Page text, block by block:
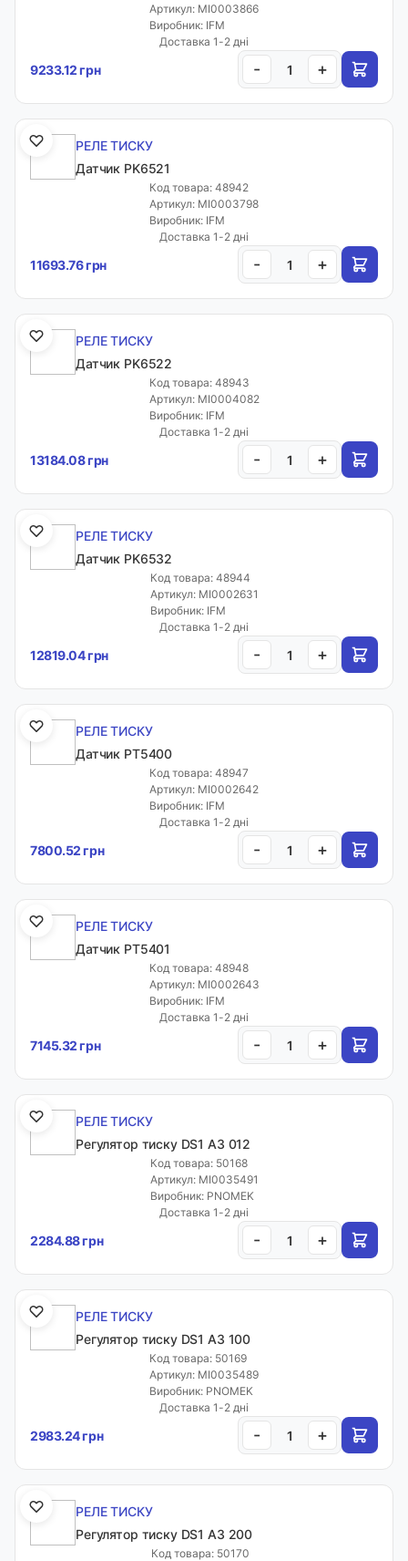
Артикул: MI0003866
Виробник: IFM
Доставка 1-2 дні
9233.12 грн - +
РЕЛЕ ТИСКУ
Датчик PK6521
Код товара: 48942
Артикул: MI0003798
Виробник: IFM
Доставка 1-2 дні
11693.76 грн - +
РЕЛЕ ТИСКУ
Датчик PK6522
Код товара: 48943
Артикул: MI0004082
Виробник: IFM
Доставка 1-2 дні
13184.08 грн - +
РЕЛЕ ТИСКУ
Датчик PK6532
Код товара: 48944
Артикул: MI0002631
Виробник: IFM
Доставка 1-2 дні
12819.04 грн - +
РЕЛЕ ТИСКУ
Датчик PT5400
Код товара: 48947
Артикул: MI0002642
Виробник: IFM
Доставка 1-2 дні
7800.52 грн - +
РЕЛЕ ТИСКУ
Датчик PT5401
Код товара: 48948
Артикул: MI0002643
Виробник: IFM
Доставка 1-2 дні
7145.32 грн - +
РЕЛЕ ТИСКУ
Регулятор тиску DS1 A3 012
Код товара: 50168
Артикул: MI0035491
Виробник: PNOMEK
Доставка 1-2 дні
2284.88 грн - +
РЕЛЕ ТИСКУ
Регулятор тиску DS1 A3 100
Код товара: 50169
Артикул: MI0035489
Виробник: PNOMEK
Доставка 1-2 дні
2983.24 грн - +
РЕЛЕ ТИСКУ
Регулятор тиску DS1 A3 200
Код товара: 50170